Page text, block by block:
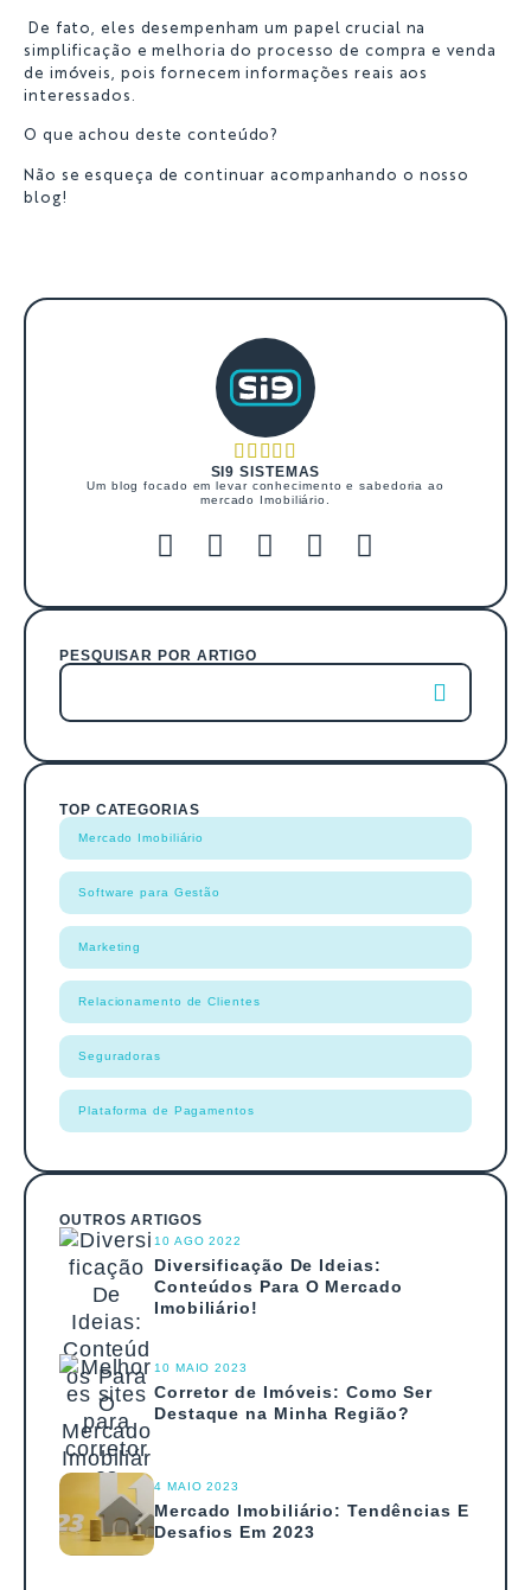
De fato, eles desempenham um papel crucial na
simplificação e melhoria do processo de compra e venda
de imóveis, pois fornecem informações reais aos
interessados.
O que achou deste conteúdo?
Não se esqueça de continuar acompanhando o nosso
blog!
SI9 SISTEMAS
Um blog focado em levar conhecimento e sabedoria ao
mercado Imobiliário.
PESQUISAR POR ARTIGO
TOP CATEGORIAS
Mercado Imobiliário
Software para Gestão
Marketing
Relacionamento de Clientes
Seguradoras
Plataforma de Pagamentos
OUTROS ARTIGOS
10 AGO 2022
Diversificação De Ideias:
Conteúdos Para O Mercado
Imobiliário!
10 MAIO 2023
Corretor de Imóveis: Como Ser
Destaque na Minha Região?
4 MAIO 2023
Mercado Imobiliário: Tendências E
Desafios Em 2023